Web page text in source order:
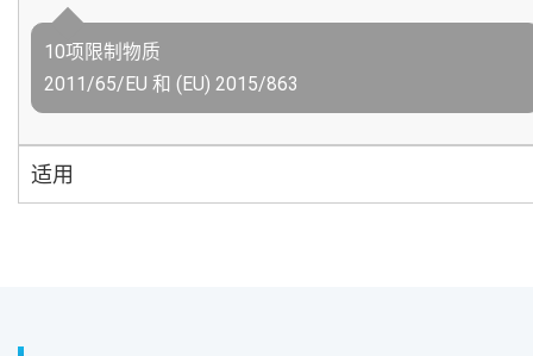
10项限制物质
2011/65/EU 和 (EU) 2015/863
适用